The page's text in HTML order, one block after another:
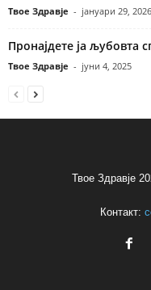
Твое Здравје - јануари 29, 2026
Пронајдете ја љубовта
Твое Здравје - јуни 4, 2025
Твое Здравје
Контакт: